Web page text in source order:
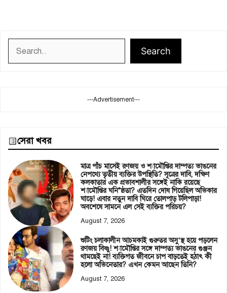
Search
---Advertisement---
সেরা খবর
মাত্র পাঁচ মাসেই রণজয় ও শ্যামৌপ্তির দাম্পত্য ভাঙনের
নেপথ্যে তৃতীয় ব্যক্তির উপস্থিতি? সূত্রের দাবি, দক্ষিণ
কলকাতার এক প্রভাবশালীর সঙ্গেই নাকি রয়েছে
শ্যামৌপ্তির ঘনি*ষ্ঠতা? এতদিন দোষ গিয়েছিল অভিকার
ঘাড়ে! এবার নতুন দাবি ঘিরে তোলপাড় টলিপাড়া!
অবশেষে সামনে এল সেই ব্যক্তির পরিচয়?
August 7, 2026
শুটিং চলাকালীন আচমকাই গুরুতর অসু’স্থ হয়ে পড়লেন
রণজয় বিষ্ণু! শ্যামৌপ্তির সঙ্গে দাম্পত্য ভাঙনের গুঞ্জন
থামছেই না! ব্যক্তিগত জীবনে চাপ বাড়তেই হঠাৎ কী
হলো অভিনেতার? এখন কেমন আছেন তিনি?
August 7, 2026